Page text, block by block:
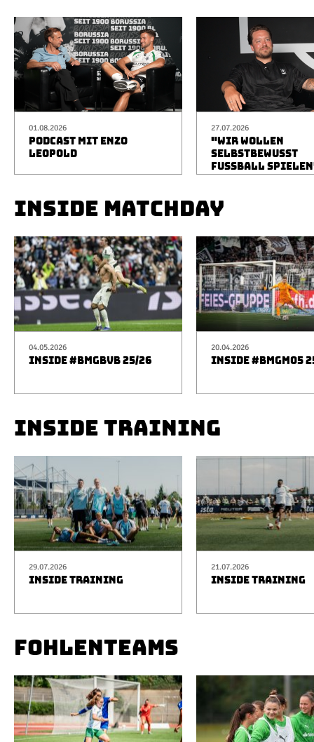
01.08.2026
PODCAST MIT ENZO
LEOPOLD
27.07.2026
"WIR WOLLEN
SELBSTBEWUSST
FUSSBALL
INSIDE MATCHDAY
04.05.2026
INSIDE #BMGBVB 25/26
20.04.2026
INSIDE #BMGM05
INSIDE TRAINING
29.07.2026
INSIDE TRAINING
21.07.2026
INSIDE TRAINING
FOHLENTEAMS